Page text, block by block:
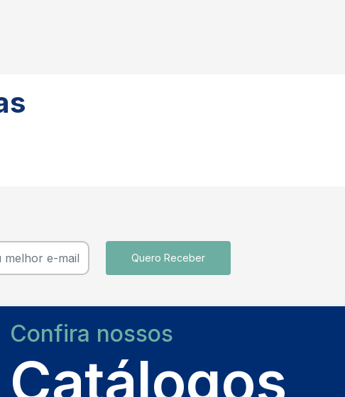
Quero Receber
Confira nossos
Catálogos